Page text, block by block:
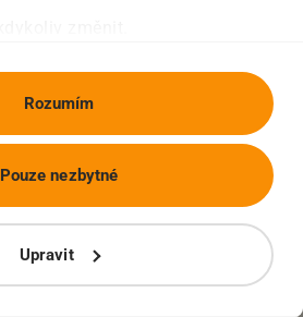
Rozumím
Upravit
Pouze nezbytné